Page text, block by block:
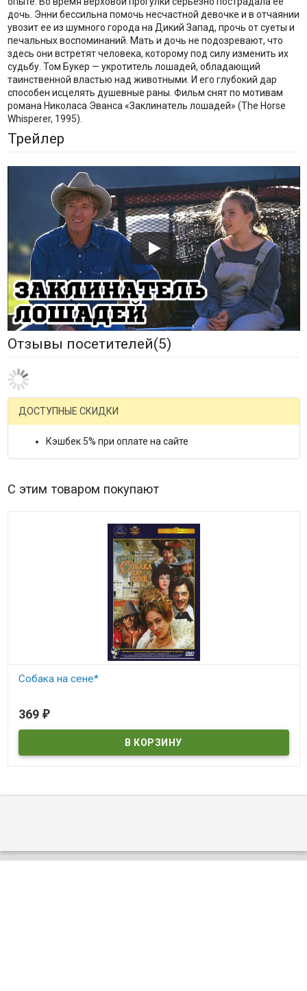
дочь. Энни бессильна помочь несчастной девочке и в отчаянии
увозит ее из шумного города на Дикий Запад, прочь от суеты и
печальных воспоминаний. Мать и дочь не подозревают, что
здесь они встретят человека, которому под силу изменить их
судьбу. Том Букер — укротитель лошадей, обладающий
таинственной властью над животными. И его глубокий дар
способен исцелять душевные раны. Фильм снят по мотивам
романа Николаса Эванса «Заклинатель лошадей» (The Horse
Whisperer, 1995).
Трейлер
Отзывы посетителей(5)
Оставьте отзыв и получите подарок:
НАПИСАТЬ ОТЗЫВ
Леликов Андрей • 1 февраля 2025 17:57
заинтриговало описание!
6 января 2010 00:00
отличный фильм ноя уже его скачал
25 августа 2007 00:00
супер!!!!
Татьяна • 26 марта 2007 00:00
Оболденный фильм!!!!!